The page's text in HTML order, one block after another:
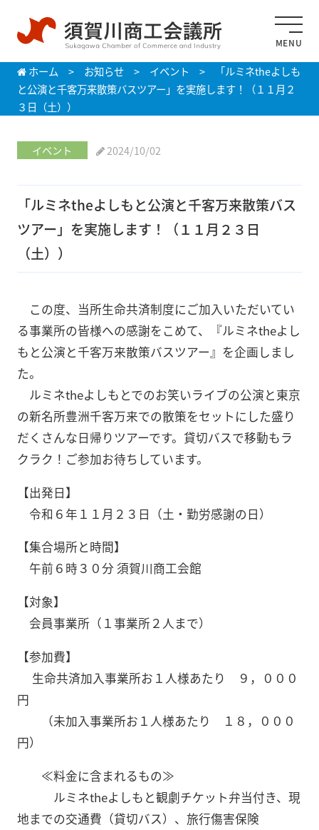
MENU
ホーム > お知らせ> イベント >
「ルミネtheよしも
と公演と千客万来散策バスツアー」を実施します！（１１月２
３日（土））
イベント 2024/10/02
「ルミネtheよしもと公演と千客万来散策バス
ツアー」を実施します！（１１月２３日
（土））
この度、当所生命共済制度にご加入いただいてい
る事業所の皆様への感謝をこめて、『ルミネtheよし
もと公演と千客万来散策バスツアー』を企画しまし
た。
ルミネtheよしもとでのお笑いライブの公演と東京
の新名所豊洲千客万来での散策をセットにした盛り
だくさんな日帰りツアーです。貸切バスで移動もラ
クラク！ご参加お待ちしています。
【出発日】
令和６年１１月２３日（土・勤労感謝の日）
【集合場所と時間】
午前６時３０分 須賀川商工会館
【対象】
会員事業所（１事業所２人まで）
【参加費】
生命共済加入事業所お１人様あたり ９，０００
円
（未加入事業所お１人様あたり １８，０００
円）
≪料金に含まれるもの≫
ルミネtheよしもと観劇チケット弁当付き、現
地までの交通費（貸切バス）、旅行傷害保険